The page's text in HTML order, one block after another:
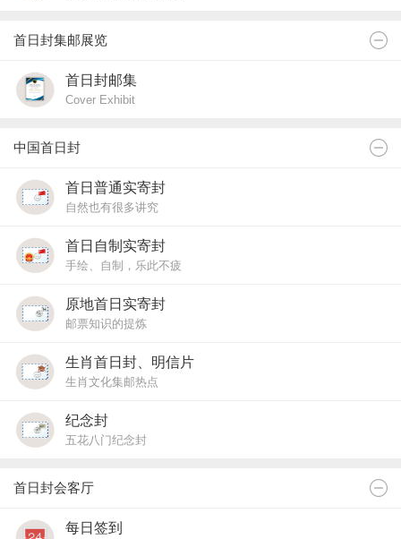
首日封集邮展览
首日封邮集
Cover Exhibit
中国首日封
首日普通实寄封
自然也有很多讲究
首日自制实寄封
手绘、自制，乐此不疲
原地首日实寄封
邮票知识的提炼
生肖首日封、明信片
生肖文化集邮热点
纪念封
五花八门纪念封
首日封会客厅
每日签到